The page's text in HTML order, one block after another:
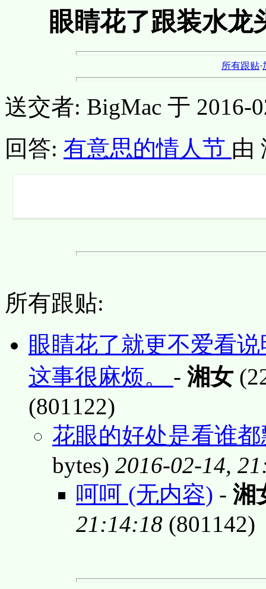
眼睛花了跟装水龙
所有跟贴·
送交者: BigMac 于 2016-
回答: 有意思的情人节 由
所有跟贴:
眼睛花了就更不爱看
这事很麻烦。 - 湘女
(801122)
花眼的好处是看谁
bytes) 2016-02-14,
呵呵 (无内容) - 湘
21:14:18 (801142)